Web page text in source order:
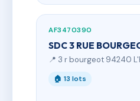
AF3470390
SDC 3 RUE
📍 3 r bourgeot 94240
🏠 13 lots